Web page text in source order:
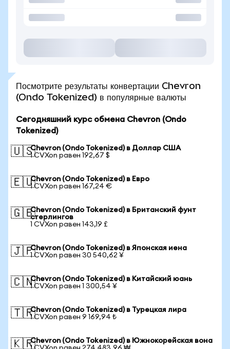
Посмотрите результаты конвертации Chevron
(Ondo Tokenized) в популярные валюты
Сегодняшний курс обмена Chevron (Ondo
Tokenized)
🇺🇸Chevron (Ondo Tokenized) в Доллар США
1 CVXon равен 192,67 $
🇪🇺Chevron (Ondo Tokenized) в Евро
1 CVXon равен 167,24 €
🇬🇧Chevron (Ondo Tokenized) в Британский фунт
стерлингов
1 CVXon равен 143,19 £
🇯🇵Chevron (Ondo Tokenized) в Японская иена
1 CVXon равен 30 540,62 ¥
🇨🇳Chevron (Ondo Tokenized) в Китайский юань
1 CVXon равен 1 300,54 ¥
🇹🇷Chevron (Ondo Tokenized) в Турецкая лира
1 CVXon равен 9 169,94 ₺
🇰🇷Chevron (Ondo Tokenized) в Южнокорейская вона